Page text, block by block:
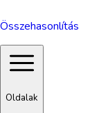
Összehasonlítás
Oldalak